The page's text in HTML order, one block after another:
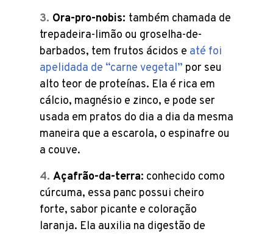
Ora-pro-nobis: também chamada de
trepadeira-limão ou groselha-de-
barbados, tem frutos ácidos e até foi
apelidada de “carne vegetal” por seu
alto teor de proteínas. Ela é rica em
cálcio, magnésio e zinco, e pode ser
usada em pratos do dia a dia da mesma
maneira que a escarola, o espinafre ou
a couve.
Açafrão-da-terra: conhecido como
cúrcuma, essa panc possui cheiro
forte, sabor picante e coloração
laranja. Ela auxilia na digestão de